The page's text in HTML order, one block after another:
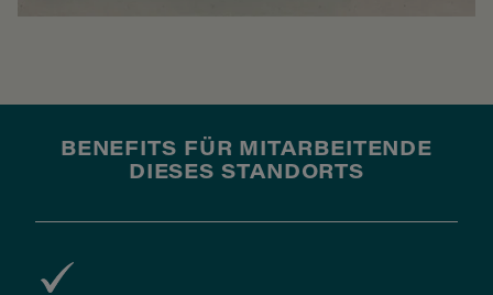
BENEFITS FÜR MITARBEITENDE
DIESES STANDORTS